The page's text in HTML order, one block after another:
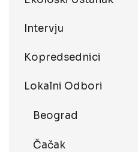
Intervju
Kopredsednici
Lokalni Odbori
Beograd
Čačak